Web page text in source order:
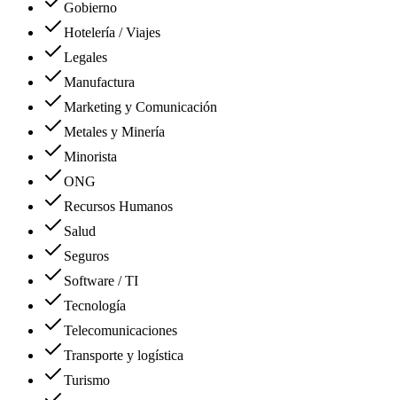
Gobierno
Hotelería / Viajes
Legales
Manufactura
Marketing y Comunicación
Metales y Minería
Minorista
ONG
Recursos Humanos
Salud
Seguros
Software / TI
Tecnología
Telecomunicaciones
Transporte y logística
Turismo